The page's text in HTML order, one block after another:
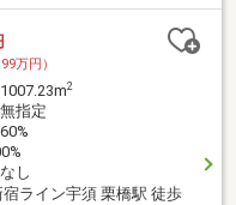
万円）
2
指定
し
ライン宇須 栗橋駅 徒歩